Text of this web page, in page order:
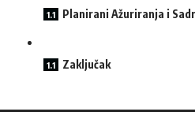
Planirani Ažuriranja i
Zaključak